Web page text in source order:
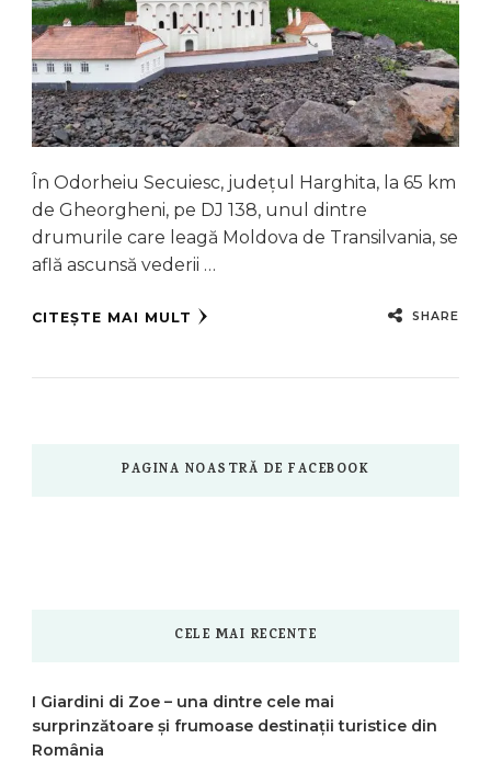
În Odorheiu Secuiesc, județul Harghita, la 65 km
de Gheorgheni, pe DJ 138, unul dintre
drumurile care leagă Moldova de Transilvania, se
află ascunsă vederii …
CITEȘTE MAI MULT SHARE
PAGINA NOASTRĂ DE FACEBOOK
CELE MAI RECENTE
I Giardini di Zoe – una dintre cele mai
surprinzătoare și frumoase destinații turistice din
România